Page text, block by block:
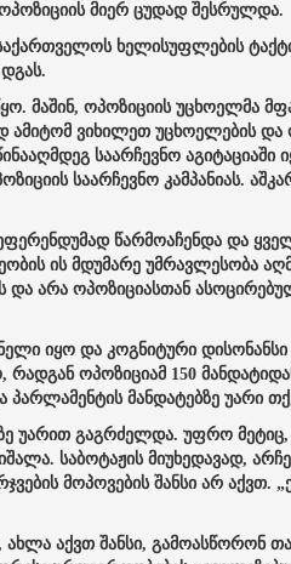
მიერ ცუდად შესრულდა.
ხელისუფლების
მაშინ, ოპოზიციის უცხოელმა
ამიტომ ვიხილეთ უცხოელების და
საარჩევნო აგიტაციაში
საარჩევნო კამპანიას.
წარმოაჩენდა და
ის მდუმარე უმრავლესობა
და არა ოპოზიციასთან
იყო და კოგნიტური
ოპოზიციამ 150
მანდატებზე უარი
უარით გაგრძელდა. უფრო
საბოტაჟის მიუხედავად,
მოპოვების შანსი არ აქვთ.
ახლა აქვთ შანსი, გამოასწორონ